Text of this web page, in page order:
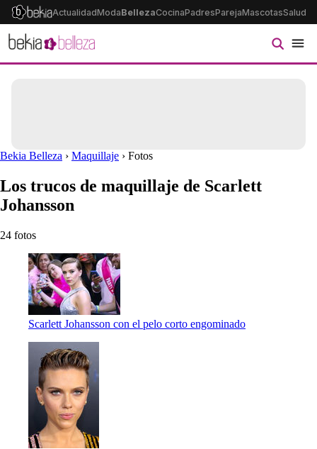
ActualidadModaBellezaCocinaPadresParejaMascotasSalud
Bekia Belleza › Maquillaje › Fotos
Los trucos de maquillaje de Scarlett
Johansson
24 fotos
Scarlett Johansson con el pelo corto engominado